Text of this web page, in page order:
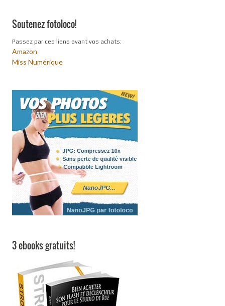
Soutenez fotoloco!
Passez par ces liens avant vos achats:
Amazon
Miss Numérique
3 ebooks gratuits!